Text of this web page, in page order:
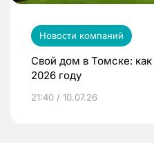
Новости компаний
Свой дом в Томске:
2026 году
21:40 / 10.07.26